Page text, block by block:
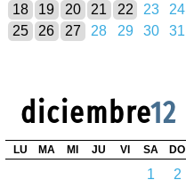
18
19 20 21 22 23
24
25
26 27 28 29 30 31
diciembre12
LU MA MI JU VI SA DO
1
2